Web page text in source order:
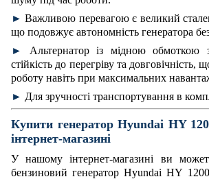
►Важливою перевагою є великий
що подовжує автономність генератора
► Альтернатор із мідною обмоткою
стійкість до перегріву та довговічність,
роботу навіть при максимальних
► Для зручності транспортування в
Купити генератор Hyundai HY
інтернет-магазині
У нашому інтернет-магазині ви
бензиновий генератор Hyundai HY